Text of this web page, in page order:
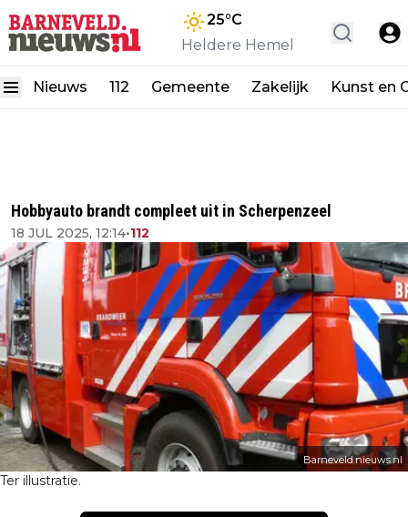
25°C
Heldere Hemel
Nieuws 112 Gemeente Zakelijk Kunst en
Hobbyauto brandt compleet uit in Scherpenzeel
18 JUL 2025, 12:14•112
Barneveld.nieuws.nl
Ter illustratie.